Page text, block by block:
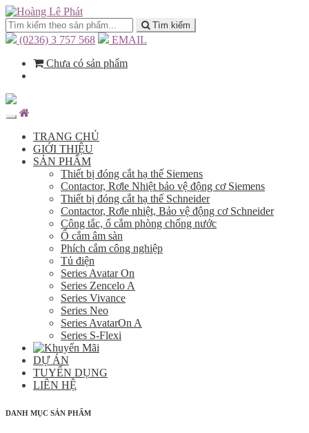
Tìm kiếm
(0236) 3 757 568
EMAIL
Chưa có sản phẩm
TRANG CHỦ
GIỚI THIỆU
SẢN PHẨM
Thiết bị đóng cắt hạ thế Siemens
Contactor, Rơle Nhiệt bảo vệ động cơ Siemens
Thiết bị đóng cắt hạ thế Schneider
Contactor, Rơle nhiệt, Bảo vệ động cơ Schneider
Công tắc, ổ cắm phòng chống nước
Ổ cắm âm sàn
Phích cắm công nghiệp
Tủ điện
Series Avatar On
Series Zencelo A
Series Vivance
Series Neo
Series AvatarOn A
Series S-Flexi
DỰ ÁN
TUYỂN DỤNG
LIÊN HỆ
DANH MỤC SẢN PHẨM